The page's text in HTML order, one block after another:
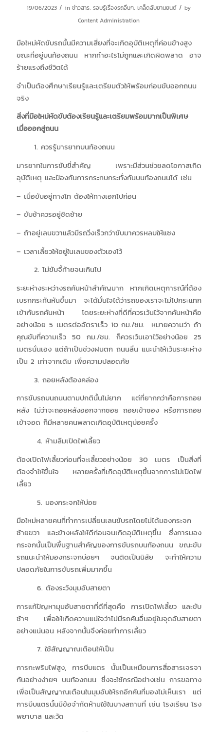
19/06/2023 / inข่าวสาร,รอบรู้เรื่องรถอื่นๆ,เคล็ดลับยานยนต์ / by
Content Administration
มือใหม่หัดขับรถนั้นมีความเสี่ยงที่จะเกิดอุบัติเหตุที่ค่อนข้างสูง
ขณะที่อยู่บนท้องถนน หากทำอะไรไม่ถูกและเกิดผิดพลาด อาจ
ร้ายแรงถึงชีวิตได้
จำเป็นต้องศึกษาเรียนรู้และเตรียมตัวให้พร้อมก่อนขับออกถนน
จริง
สิ่งที่มือใหม่หัดขับต้องเรียนรู้และเตรียมพร้อมมากเป็นพิเศษ
เมื่อออกสู่ถนน
1. ควรรู้มารยาทบนท้องถนน
มารยาทในการขับขี่สำคัญ เพราะมีส่วนช่วยลดโอกาสเกิด
อุบัติเหตุ และป้องกันการกระทบกระทั่งกันบนท้องถนนได้ เช่น
– เมื่อขับอยู่ทางโท ต้องให้ทางเอกไปก่อน
– ขับช้าควรอยู่ชิดซ้าย
– ถ้าอยู่เลนขวาแล้วมีรถวิ่งเร็วกว่าขับมาควรหลบให้แซง
– เวลาเลี้ยวให้อยู่ในเลนของตัวเองไว้
2. ไม่ขับจี้ท้ายจนเกินไป
ระยะห่างระหว่างรถคันหน้าสำคัญมาก หากเกิดเหตุการณ์ที่ต้อง
เบรกกระทันหันขึ้นมา จะได้มั่นใจได้ว่ารถของเราจะไม่ไปกระแทก
เข้ากับรถคันหน้า โดยระยะห่างที่ดีที่ควรเว้นไว้จากคันหน้าคือ
อย่างน้อย 5 เมตรต่ออัตราเร็ว 10 กม./ชม. หมายความว่า ถ้า
คุณขับที่ความเร็ว 50 กม./ชม. ก็ควรเว้นเอาไว้อย่างน้อย 25
เมตรนั่นเอง แต่ถ้าเป็นช่วงฝนตก ถนนลื่น แนะนำให้เว้นระยะห่าง
เป็น 2 เท่าจากเดิม เพื่อความปลอดภัย
3. ถอยหลังต้องคล่อง
การขับรถบนถนนตามปกตินั้นไม่ยาก แต่ที่ยากกว่าคือการถอย
หลัง ไม่ว่าจะถอยหลังออกจากซอย ถอยเข้าซอง หรือการถอย
เข้าจอด ก็มีหลายคนพลาดเกิดอุบัติเหตุบ่อยครั้ง
4. ห้ามลืมเปิดไฟเลี้ยว
ต้องเปิดไฟเลี้ยวก่อนที่จะเลี้ยวอย่างน้อย 30 เมตร เป็นสิ่งที่
ต้องจำให้ขึ้นใจ หลายครั้งที่เกิดอุบัติเหตุขึ้นจากการไม่เปิดไฟ
เลี้ยว
5. มองกระจกให้บ่อย
มือใหม่หลายคนที่ทำการเปลี่ยนเลนขับรถโดยไม่ได้มองกระจก
ซ้ายขวา และข้างหลังให้ดีก่อนจนเกิดอุบัติเหตุขึ้น ซึ่งการมอง
กระจกนั้นเป็นพื้นฐานสำคัญของการขับรถบนท้องถนน ขณะขับ
รถแนะนำให้มองกระจกบ่อยๆ จนติดเป็นนิสัย จะทำให้ความ
ปลอดภัยในการขับรถเพิ่มมากขึ้น
6. ต้องระวังมุมอับสายตา
การแก้ปัญหามุมอับสายตาที่ดีที่สุดคือ การเปิดไฟเลี้ยว และขับ
ช้าๆ เพื่อให้เกิดความแน่ใจว่าไม่มีรถคันอื่นอยู่ในจุดอับสายตา
อย่างแน่นอน หลังจากนั้นจึงค่อยทำการเลี้ยว
7. ใช้สัญญาณเตือนให้เป็น
การกะพริบไฟสูง, การบีบแตร นั้นเป็นเหมือนการสื่อสารเจรจา
กันอย่างง่ายๆ บนท้องถนน ซึ่งจะใช้กรณีอย่างเช่น การขอทาง
เพื่อเป็นสัญญาณเตือนในมุมอับให้รถอีกคันที่มองไม่เห็นเรา แต่
การบีบแตรนั้นมีข้อจำกัดห้ามใช้ในบางสถานที่ เช่น โรงเรียน โรง
พยาบาล และวัด